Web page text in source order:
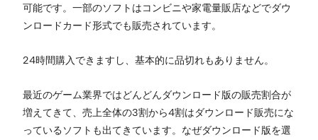
可能です。一部のソフトはコンビニや家電量販店などでダウ
ンロードカード形式でも販売されています。
24時間購入できますし、基本的に品切れもありません。
最近のゲーム業界ではどんどんダウンロード版の販売割合が
増えてきて、売上全体の3割から4割はダウンロード販売にな
っているソフトも出てきています。なぜダウンロード版を選